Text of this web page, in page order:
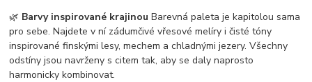
🌿 Barvy inspirované krajinou Barevná paleta je kapitolou sama
pro sebe. Najdete v ní zádumčivé vřesové melíry i čisté tóny
inspirované finskými lesy, mechem a chladnými jezery. Všechny
odstíny jsou navrženy s citem tak, aby se daly naprosto
harmonicky kombinovat.